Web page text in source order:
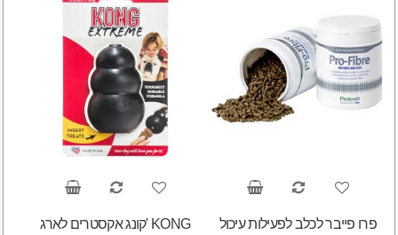
פרו פייבר לכלב לפעילות עיכול
קונג אקסטרים לארג' KONG